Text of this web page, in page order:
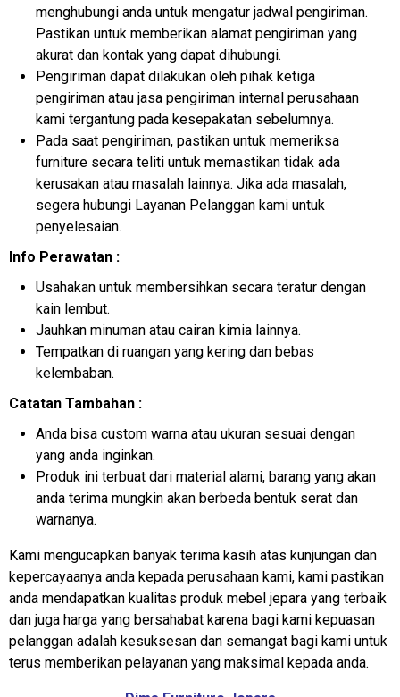
menghubungi anda untuk mengatur jadwal pengiriman.
Pastikan untuk memberikan alamat pengiriman yang
akurat dan kontak yang dapat dihubungi.
Pengiriman dapat dilakukan oleh pihak ketiga
pengiriman atau jasa pengiriman internal perusahaan
kami tergantung pada kesepakatan sebelumnya.
Pada saat pengiriman, pastikan untuk memeriksa
furniture secara teliti untuk memastikan tidak ada
kerusakan atau masalah lainnya. Jika ada masalah,
segera hubungi Layanan Pelanggan kami untuk
penyelesaian.
Info Perawatan :
Usahakan untuk membersihkan secara teratur dengan
kain lembut.
Jauhkan minuman atau cairan kimia lainnya.
Tempatkan di ruangan yang kering dan bebas
kelembaban.
Catatan Tambahan :
Anda bisa custom warna atau ukuran sesuai dengan
yang anda inginkan.
Produk ini terbuat dari material alami, barang yang akan
anda terima mungkin akan berbeda bentuk serat dan
warnanya.
Kami mengucapkan banyak terima kasih atas kunjungan dan
kepercayaanya anda kepada perusahaan kami, kami pastikan
anda mendapatkan kualitas produk mebel jepara yang terbaik
dan juga harga yang bersahabat karena bagi kami kepuasan
pelanggan adalah kesuksesan dan semangat bagi kami untuk
terus memberikan pelayanan yang maksimal kepada anda.